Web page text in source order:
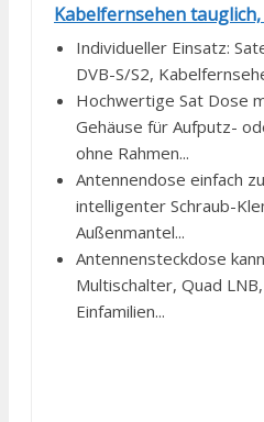
Kabelfernsehen
Individueller Einsatz:
DVB-S/S2,
Hochwertige Sat Dose
Gehäuse für Aufputz-
ohne Rahmen...
Antennendose einfach
intelligenter Schraub-
Außenmantel...
Antennensteckdose
Multischalter, Quad
Einfamilien...